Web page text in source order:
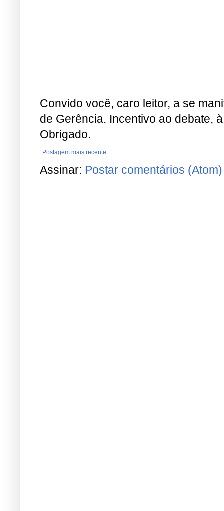
Convido você, caro leitor, a se
de Gerência. Incentivo ao debate,
Obrigado.
Postagem mais recente
Assinar: Postar comentários (Atom)